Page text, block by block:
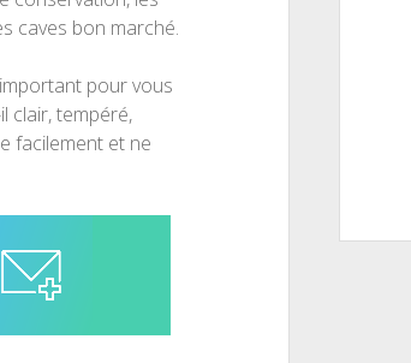
caves bon marché.
pour vous
clair, tempéré,
facilement et ne